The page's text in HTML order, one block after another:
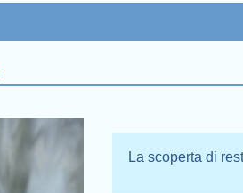
La scoperta di